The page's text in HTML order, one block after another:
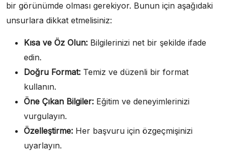
bir görünümde olması gerekiyor. Bunun için aşağıdaki
unsurlara dikkat etmelisiniz:
Kısa ve Öz Olun: Bilgilerinizi net bir şekilde ifade
edin.
Doğru Format: Temiz ve düzenli bir format
kullanın.
Öne Çıkan Bilgiler: Eğitim ve deneyimlerinizi
vurgulayın.
Özelleştirme: Her başvuru için özgeçmişinizi
uyarlayın.